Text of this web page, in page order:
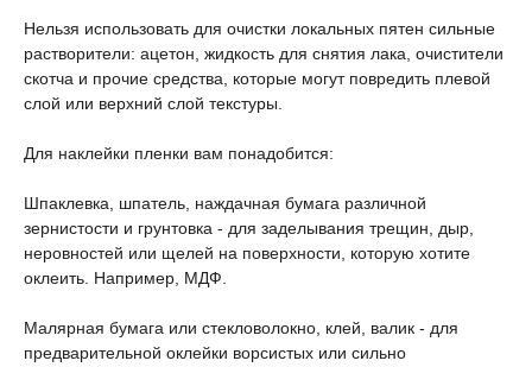
Нельзя использовать для очистки локальных пятен сильные
растворители: ацетон, жидкость для снятия лака, очистители
скотча и прочие средства, которые могут повредить плевой
слой или верхний слой текстуры.
Для наклейки пленки вам понадобится:
Шпаклевка, шпатель, наждачная бумага различной
зернистости и грунтовка - для заделывания трещин, дыр,
неровностей или щелей на поверхности, которую хотите
оклеить. Например, МДФ.
Малярная бумага или стекловолокно, клей, валик - для
предварительной оклейки ворсистых или сильно